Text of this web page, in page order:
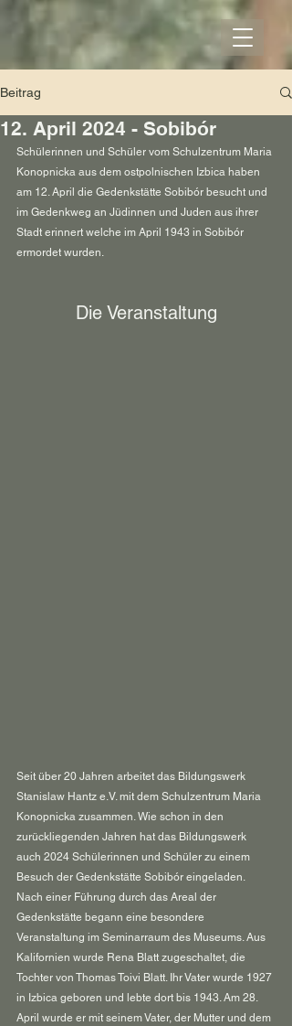
Beitrag
12. April 2024 - Sobibór
Schülerinnen und Schüler vom Schulzentrum Maria
Konopnicka aus dem ostpolnischen Izbica haben
am 12. April die Gedenkstätte Sobibór besucht und
im Gedenkweg an Jüdinnen und Juden aus ihrer
Stadt erinnert welche im April 1943 in Sobibór
ermordet wurden.
Die Veranstaltung
Seit über 20 Jahren arbeitet das Bildungswerk
Stanislaw Hantz e.V. mit dem Schulzentrum Maria
Konopnicka zusammen. Wie schon in den
zurückliegenden Jahren hat das Bildungswerk
auch 2024 Schülerinnen und Schüler zu einem
Besuch der Gedenkstätte Sobibór eingeladen.
Nach einer Führung durch das Areal der
Gedenkstätte begann eine besondere
Veranstaltung im Seminarraum des Museums. Aus
Kalifornien wurde Rena Blatt zugeschaltet, die
Tochter von Thomas Toivi Blatt. Ihr Vater wurde 1927
in Izbica geboren und lebte dort bis 1943. Am 28.
April wurde er mit seinem Vater, der Mutter und dem